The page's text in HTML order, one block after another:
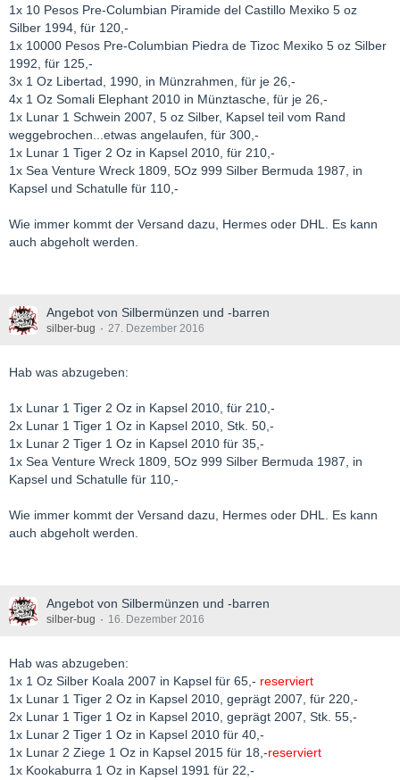
1x 10 Pesos Pre-Columbian Piramide del Castillo Mexiko 5 oz
Silber 1994, für 120,-
1x 10000 Pesos Pre-Columbian Piedra de Tizoc Mexiko 5 oz Silber
1992, für 125,-
3x 1 Oz Libertad, 1990, in Münzrahmen, für je 26,-
4x 1 Oz Somali Elephant 2010 in Münztasche, für je 26,-
1x Lunar 1 Schwein 2007, 5 oz Silber, Kapsel teil vom Rand
weggebrochen...etwas angelaufen, für 300,-
1x Lunar 1 Tiger 2 Oz in Kapsel 2010, für 210,-
1x Sea Venture Wreck 1809, 5Oz 999 Silber Bermuda 1987, in
Kapsel und Schatulle für 110,-
Wie immer kommt der Versand dazu, Hermes oder DHL. Es kann
auch abgeholt werden.
Angebot von Silbermünzen und -barren
silber-bug 27. Dezember 2016
Hab was abzugeben:
1x Lunar 1 Tiger 2 Oz in Kapsel 2010, für 210,-
2x Lunar 1 Tiger 1 Oz in Kapsel 2010, Stk. 50,-
1x Lunar 2 Tiger 1 Oz in Kapsel 2010 für 35,-
1x Sea Venture Wreck 1809, 5Oz 999 Silber Bermuda 1987, in
Kapsel und Schatulle für 110,-
Wie immer kommt der Versand dazu, Hermes oder DHL. Es kann
auch abgeholt werden.
Angebot von Silbermünzen und -barren
silber-bug 16. Dezember 2016
Hab was abzugeben:
1x 1 Oz Silber Koala 2007 in Kapsel für 65,- reserviert
1x Lunar 1 Tiger 2 Oz in Kapsel 2010, geprägt 2007, für 220,-
2x Lunar 1 Tiger 1 Oz in Kapsel 2010, geprägt 2007, Stk. 55,-
1x Lunar 2 Tiger 1 Oz in Kapsel 2010 für 40,-
1x Lunar 2 Ziege 1 Oz in Kapsel 2015 für 18,-reserviert
1x Kookaburra 1 Oz in Kapsel 1991 für 22,-